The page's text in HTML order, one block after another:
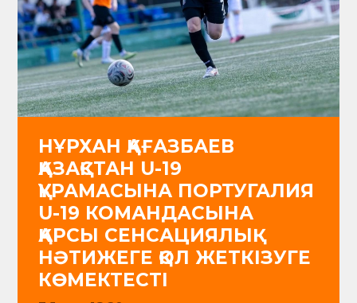
НҰРХАН ҚАҒАЗБАЕВ
ҚАЗАҚСТАН U-19
ҚҰРАМАСЫНА ПОРТУГАЛИЯ
U-19 КОМАНДАСЫНА
ҚАРСЫ СЕНСАЦИЯЛЫҚ
НӘТИЖЕГЕ ҚОЛ ЖЕТКІЗУГЕ
КӨМЕКТЕСТІ